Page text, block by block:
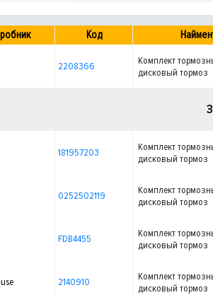
Код
2208366
Комплект
дисковый тормоз
181957203
Комплект
дисковый тормоз
0252502119
Комплект
дисковый тормоз
FDB4455
Комплект
дисковый тормоз
2140910
Комплект
дисковый тормоз